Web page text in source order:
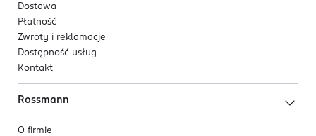
Dostawa
Płatność
Zwroty i reklamacje
Dostępność usług
Kontakt
Rossmann
O firmie